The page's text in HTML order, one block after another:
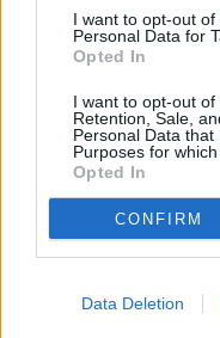
I want to opt-out
Personal Data for
Opted In
I want to opt-out of
Retention, Sale,
Personal Data
Purposes for
Opted In
CONFIRM
Data Deletion
Zima
Nie przegap